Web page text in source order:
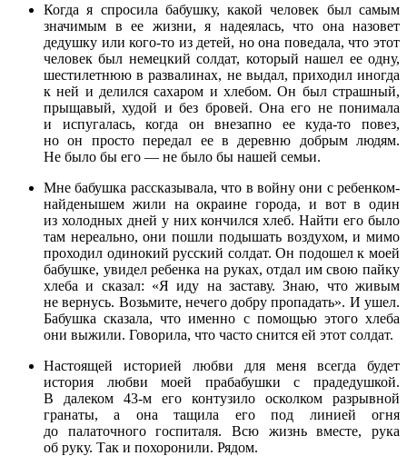
Когда я спросила бабушку, какой человек был самым
значимым в ее жизни, я надеялась, что она назовет
дедушку или кого-то из детей, но она поведала, что этот
человек был немецкий солдат, который нашел ее одну,
шестилетнюю в развалинах, не выдал, приходил иногда
к ней и делился сахаром и хлебом. Он был страшный,
прыщавый, худой и без бровей. Она его не понимала
и испугалась, когда он внезапно ее куда-то повез,
но он просто передал ее в деревню добрым людям.
Не было бы его — не было бы нашей семьи.
Мне бабушка рассказывала, что в войну они с ребенком-
найденышем жили на окраине города, и вот в один
из холодных дней у них кончился хлеб. Найти его было
там нереально, они пошли подышать воздухом, и мимо
проходил одинокий русский солдат. Он подошел к моей
бабушке, увидел ребенка на руках, отдал им свою пайку
хлеба и сказал: «Я иду на заставу. Знаю, что живым
не вернусь. Возьмите, нечего добру пропадать». И ушел.
Бабушка сказала, что именно с помощью этого хлеба
они выжили. Говорила, что часто снится ей этот солдат.
Настоящей историей любви для меня всегда будет
история любви моей прабабушки с прадедушкой.
В далеком 43-м его контузило осколком разрывной
гранаты, а она тащила его под линией огня
до палаточного госпиталя. Всю жизнь вместе, рука
об руку. Так и похоронили. Рядом.